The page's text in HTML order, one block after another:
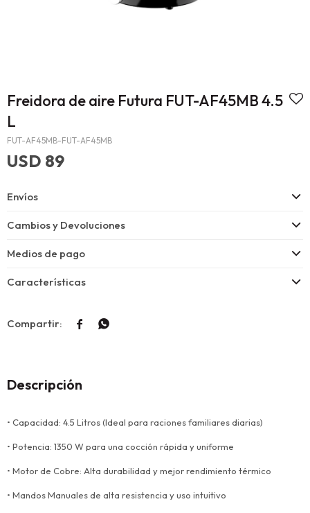
Freidora de aire Futura FUT-AF45MB 4.5
L
FUT-AF45MB-FUT-AF45MB
USD 89
Envíos
Cambios y Devoluciones
Medios de pago
Características
 
Descripción
• Capacidad: 4.5 Litros (Ideal para raciones familiares diarias)
• Potencia: 1350 W para una cocción rápida y uniforme
• Motor de Cobre: Alta durabilidad y mejor rendimiento térmico
• Mandos Manuales de alta resistencia y uso intuitivo